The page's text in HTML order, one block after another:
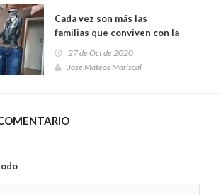
Cada vez son más las
familias que conviven con la
27 de Oct de 2020
Jose Mateos Mariscal